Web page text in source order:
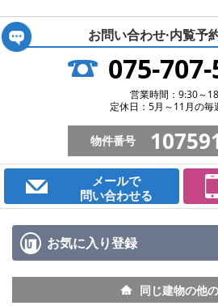
お問い合わせ·内覧予
075-
営業時間：9:30～
定休日：5月～11月の毎
物件番号
メールで
問い合わせる
お気に入り登録
同じ建物の他